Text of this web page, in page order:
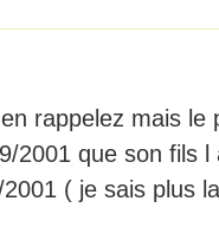
rappelez mais le
2001 que son fils l
( je sais plus